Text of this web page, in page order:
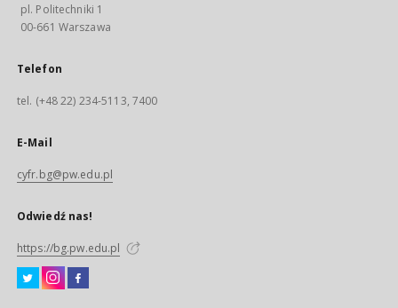
pl. Politechniki 1
00-661 Warszawa
Telefon
tel. (+48 22) 234-5113, 7400
E-Mail
cyfr.bg@pw.edu.pl
Odwiedź nas!
https://bg.pw.edu.pl